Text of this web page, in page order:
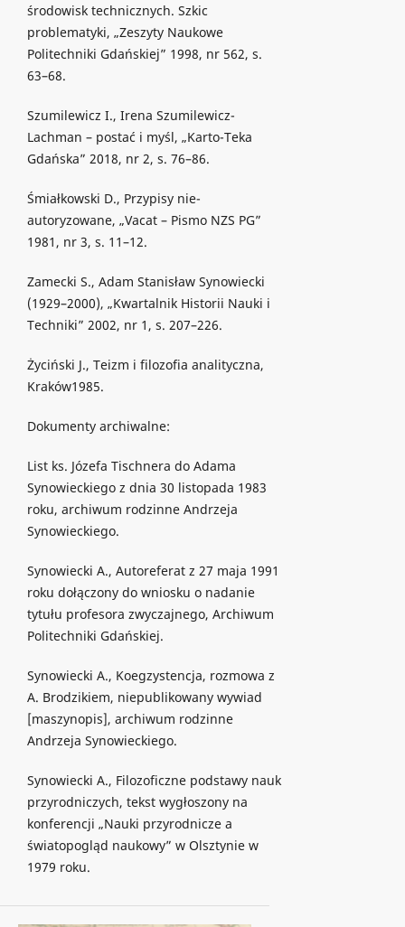
środowisk technicznych. Szkic
problematyki, „Zeszyty Naukowe
Politechniki Gdańskiej” 1998, nr 562, s.
63–68.
Szumilewicz I., Irena Szumilewicz-
Lachman – postać i myśl, „Karto-Teka
Gdańska” 2018, nr 2, s. 76–86.
Śmiałkowski D., Przypisy nie-
autoryzowane, „Vacat – Pismo NZS PG”
1981, nr 3, s. 11–12.
Zamecki S., Adam Stanisław Synowiecki
(1929–2000), „Kwartalnik Historii Nauki i
Techniki” 2002, nr 1, s. 207–226.
Życiński J., Teizm i filozofia analityczna,
Kraków1985.
Dokumenty archiwalne:
List ks. Józefa Tischnera do Adama
Synowieckiego z dnia 30 listopada 1983
roku, archiwum rodzinne Andrzeja
Synowieckiego.
Synowiecki A., Autoreferat z 27 maja 1991
roku dołączony do wniosku o nadanie
tytułu profesora zwyczajnego, Archiwum
Politechniki Gdańskiej.
Synowiecki A., Koegzystencja, rozmowa z
A. Brodzikiem, niepublikowany wywiad
[maszynopis], archiwum rodzinne
Andrzeja Synowieckiego.
Synowiecki A., Filozoficzne podstawy nauk
przyrodniczych, tekst wygłoszony na
konferencji „Nauki przyrodnicze a
światopogląd naukowy” w Olsztynie w
1979 roku.